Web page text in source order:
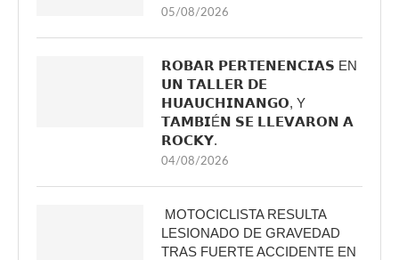
05/08/2026
𝗥𝗢𝗕𝗔𝗥 𝗣𝗘𝗥𝗧𝗘𝗡𝗘𝗡𝗖𝗜𝗔𝗦 EN
𝗨𝗡 𝗧𝗔𝗟𝗟𝗘𝗥 𝗗𝗘
𝗛𝗨𝗔𝗨𝗖𝗛𝗜𝗡𝗔𝗡𝗚𝗢, Y
𝗧𝗔𝗠𝗕𝗜É𝗡 𝗦𝗘 𝗟𝗟𝗘𝗩𝗔𝗥𝗢𝗡 𝗔
𝗥𝗢𝗖𝗞𝗬.
04/08/2026
MOTOCICLISTA RESULTA
LESIONADO DE GRAVEDAD
TRAS FUERTE ACCIDENTE EN